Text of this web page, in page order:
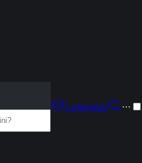
Langganan
···